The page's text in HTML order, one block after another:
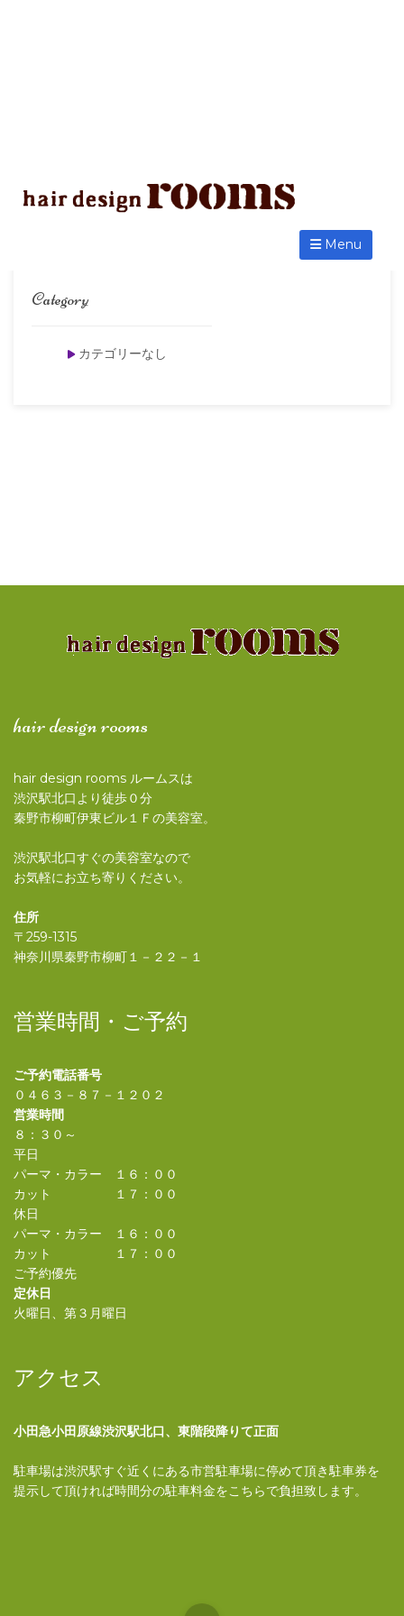
Menu
Women’s Makeup
Category
カテゴリーなし
hair design rooms
hair design rooms ルームスは
渋沢駅北口より徒歩０分
秦野市柳町伊東ビル１Ｆの美容室。
渋沢駅北口すぐの美容室なので
お気軽にお立ち寄りください。
住所
〒259-1315
神奈川県秦野市柳町１－２２－１
営業時間・ご予約
ご予約電話番号
０４６３－８７－１２０２
営業時間
８：３０～
平日
パーマ・カラー １６：００
カット １７：００
休日
パーマ・カラー １６：００
カット １７：００
ご予約優先
定休日
火曜日、第３月曜日
アクセス
小田急小田原線渋沢駅北口、東階段降りて正面
駐車場は渋沢駅すぐ近くにある市営駐車場に停めて頂き駐車券を
提示して頂ければ時間分の駐車料金をこちらで負担致します。